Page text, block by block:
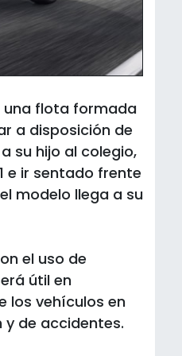
una flota formada
a disposición de
su hijo al colegio,
e ir sentado frente
modelo llega a su
el uso de
útil en
los vehículos en
y de accidentes.